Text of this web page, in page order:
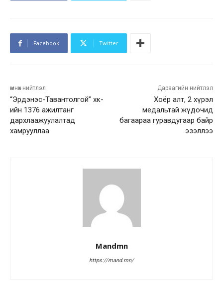
Facebook Twitter
өмнөх нийтлэл
“Эрдэнэс-Тавантолгой” хк-
ийн 1376 ажилтанг
дархлаажуулалтад
хамрууллаа
Дараагийн нийтлэл
Хоёр алт, 2 хүрэл
медальтай жүдочид
багаараа гуравдугаар байр
эзэллээ
Mandmn
https://mand.mn/